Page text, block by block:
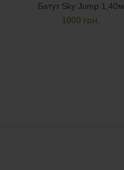
Батут Sky Jump 1,40м
1000 грн.